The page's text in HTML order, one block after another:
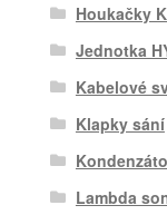
Houkačky
Jednotka
Kabelové
Klapky sání
Lambda